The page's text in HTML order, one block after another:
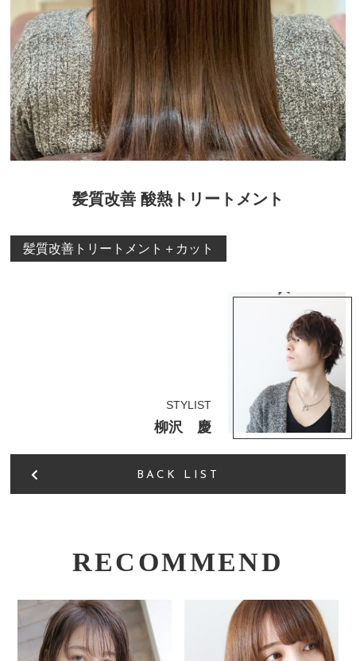
髪質改善 酸熱トリートメント
髪質改善トリートメント＋カット
STYLIST
柳沢 慶
BACK LIST
RECOMMEND